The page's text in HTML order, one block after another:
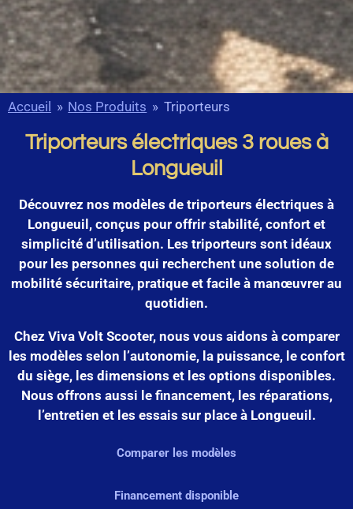
Accueil » Nos Produits » Triporteurs
Triporteurs électriques 3 roues à
Longueuil
Découvrez nos modèles de triporteurs électriques à
Longueuil, conçus pour offrir stabilité, confort et
simplicité d’utilisation. Les triporteurs sont idéaux
pour les personnes qui recherchent une solution de
mobilité sécuritaire, pratique et facile à manœuvrer au
quotidien.
Chez Viva Volt Scooter, nous vous aidons à comparer
les modèles selon l’autonomie, la puissance, le confort
du siège, les dimensions et les options disponibles.
Nous offrons aussi le financement, les réparations,
l’entretien et les essais sur place à Longueuil.
Comparer les modèles
Financement disponible